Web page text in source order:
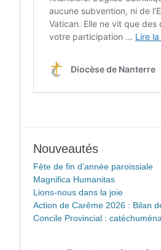
Nouveautés
Fête de fin d’année paroissiale
Magnifica Humanitas
Lions-nous dans la joie
Action de Carême 2026 : Bilan
Concile Provincial :